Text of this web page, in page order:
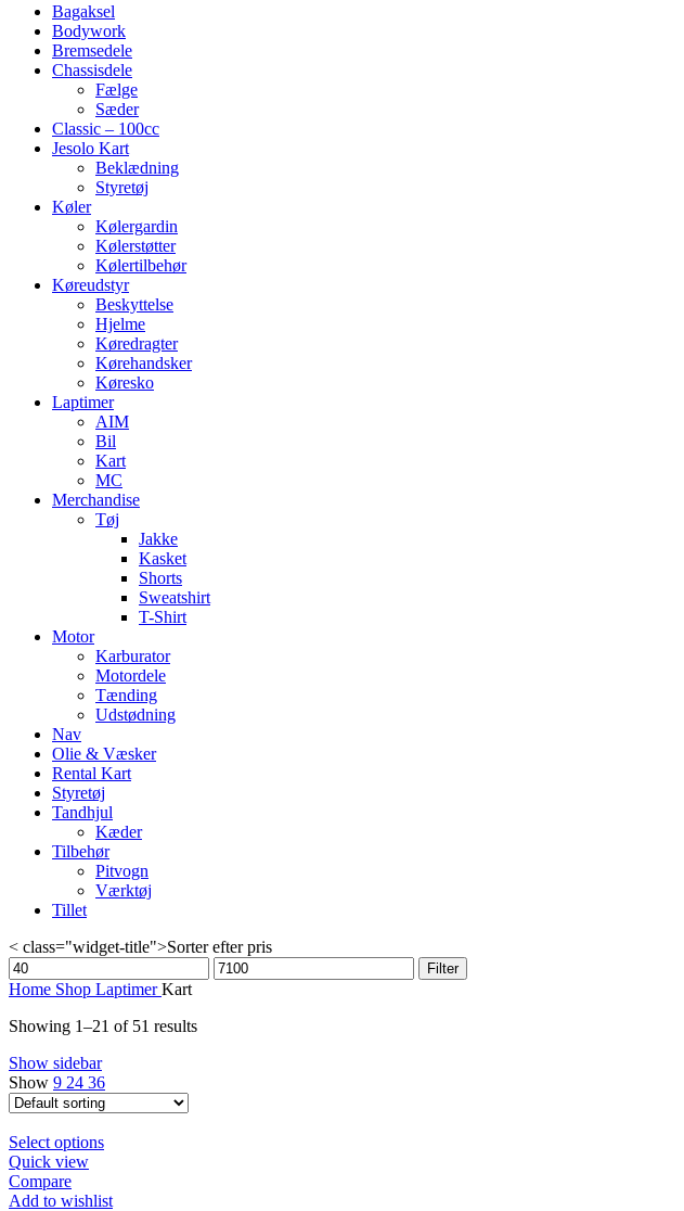
Bagaksel
Bodywork
Bremsedele
Chassisdele
Fælge
Sæder
Classic – 100cc
Jesolo Kart
Beklædning
Styretøj
Køler
Kølergardin
Kølerstøtter
Kølertilbehør
Køreudstyr
Beskyttelse
Hjelme
Køredragter
Kørehandsker
Køresko
Laptimer
AIM
Bil
Kart
MC
Merchandise
Tøj
Jakke
Kasket
Shorts
Sweatshirt
T-Shirt
Motor
Karburator
Motordele
Tænding
Udstødning
Nav
Olie & Væsker
Rental Kart
Styretøj
Tandhjul
Kæder
Tilbehør
Pitvogn
Værktøj
Tillet
< class="widget-title">Sorter efter pris
Min
price
Max
price
Filter
Home Shop LaptimerKart
Showing 1–21 of 51 results
Show sidebar
Show 9 24 36
Select options
Quick view
Compare
Add to wishlist